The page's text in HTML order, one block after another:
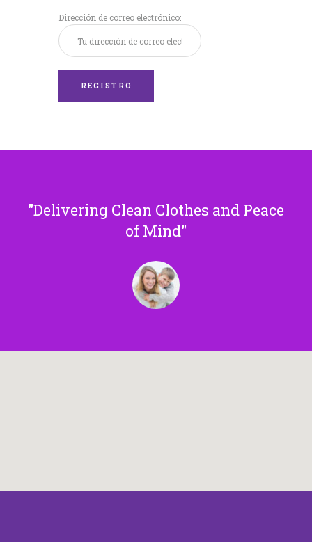
Dirección de correo electrónico:
Delivering Clean Clothes and Peace
of Mind